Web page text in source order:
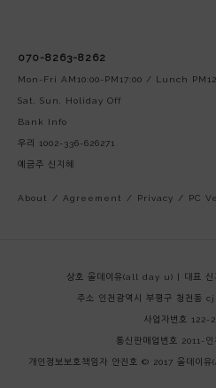
070-8263-8262
Mon-Fri AM10:00-PM17:00 / Lunch
Sat, Sun, Holiday Off
Bank Info
우리 1002-336-626271
예금주 신지혜
About / Agreement / Privacy / PC
상호 올데이유(all day u) | 대표
주소 인천광역시 부평구 청천동
사업자번호 122-
통신판매업번호 2011-
개인정보보호책임자 안진호 © 2017 올데이